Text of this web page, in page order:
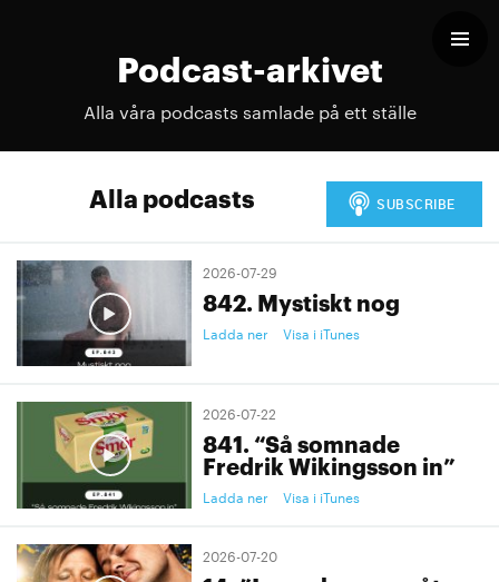
Podcast-arkivet
Alla våra podcasts samlade på ett ställe
Alla podcasts
2026-07-29
842. Mystiskt nog
Ladda ner Visa i iTunes
2026-07-22
841. “Så somnade
Fredrik Wikingsson in”
Ladda ner Visa i iTunes
2026-07-20